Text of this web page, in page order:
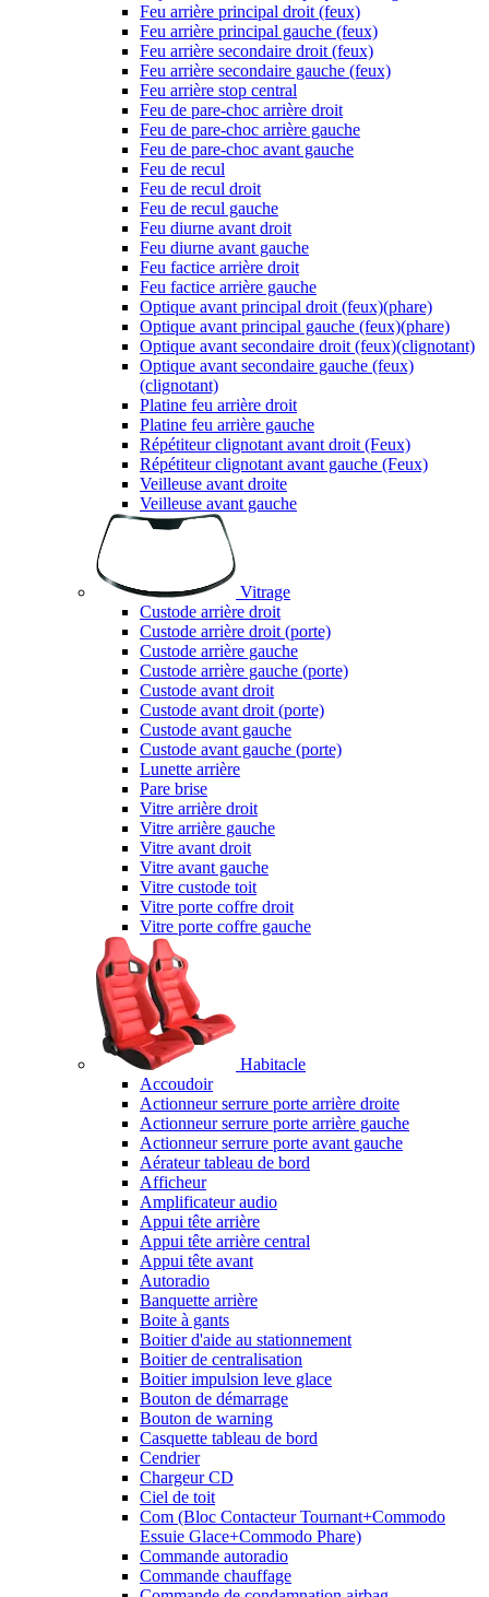
Feu arrière principal droit (feux)
Feu arrière principal gauche (feux)
Feu arrière secondaire droit (feux)
Feu arrière secondaire gauche (feux)
Feu arrière stop central
Feu de pare-choc arrière droit
Feu de pare-choc arrière gauche
Feu de pare-choc avant gauche
Feu de recul
Feu de recul droit
Feu de recul gauche
Feu diurne avant droit
Feu diurne avant gauche
Feu factice arrière droit
Feu factice arrière gauche
Optique avant principal droit (feux)(phare)
Optique avant principal gauche (feux)(phare)
Optique avant secondaire droit (feux)(clignotant)
Optique avant secondaire gauche (feux)
(clignotant)
Platine feu arrière droit
Platine feu arrière gauche
Répétiteur clignotant avant droit (Feux)
Répétiteur clignotant avant gauche (Feux)
Veilleuse avant droite
Veilleuse avant gauche
Vitrage
Custode arrière droit
Custode arrière droit (porte)
Custode arrière gauche
Custode arrière gauche (porte)
Custode avant droit
Custode avant droit (porte)
Custode avant gauche
Custode avant gauche (porte)
Lunette arrière
Pare brise
Vitre arrière droit
Vitre arrière gauche
Vitre avant droit
Vitre avant gauche
Vitre custode toit
Vitre porte coffre droit
Vitre porte coffre gauche
Habitacle
Accoudoir
Actionneur serrure porte arrière droite
Actionneur serrure porte arrière gauche
Actionneur serrure porte avant gauche
Aérateur tableau de bord
Afficheur
Amplificateur audio
Appui tête arrière
Appui tête arrière central
Appui tête avant
Autoradio
Banquette arrière
Boite à gants
Boitier d'aide au stationnement
Boitier de centralisation
Boitier impulsion leve glace
Bouton de démarrage
Bouton de warning
Casquette tableau de bord
Cendrier
Chargeur CD
Ciel de toit
Com (Bloc Contacteur Tournant+Commodo
Essuie Glace+Commodo Phare)
Commande autoradio
Commande chauffage